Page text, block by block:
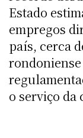
Estado
empregos
país, cerca
o serviço da